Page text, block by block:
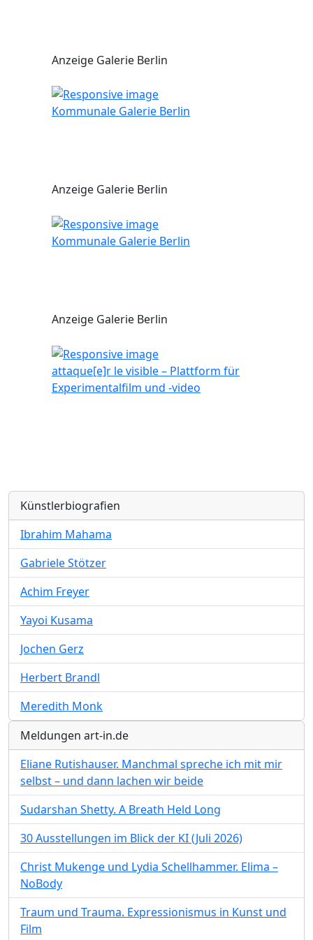
Anzeige Galerie Berlin
Kommunale Galerie Berlin
Anzeige Galerie Berlin
Kommunale Galerie Berlin
Anzeige Galerie Berlin
attaque[e]r le visible – Plattform für
Experimentalfilm und -video
Künstlerbiografien
Ibrahim Mahama
Gabriele Stötzer
Achim Freyer
Yayoi Kusama
Jochen Gerz
Herbert Brandl
Meredith Monk
Meldungen art-in.de
Eliane Rutishauser. Manchmal spreche ich mit mir
selbst – und dann lachen wir beide
Sudarshan Shetty. A Breath Held Long
30 Ausstellungen im Blick der KI (Juli 2026)
Christ Mukenge und Lydia Schellhammer. Elima –
NoBody
Traum und Trauma. Expressionismus in Kunst und
Film